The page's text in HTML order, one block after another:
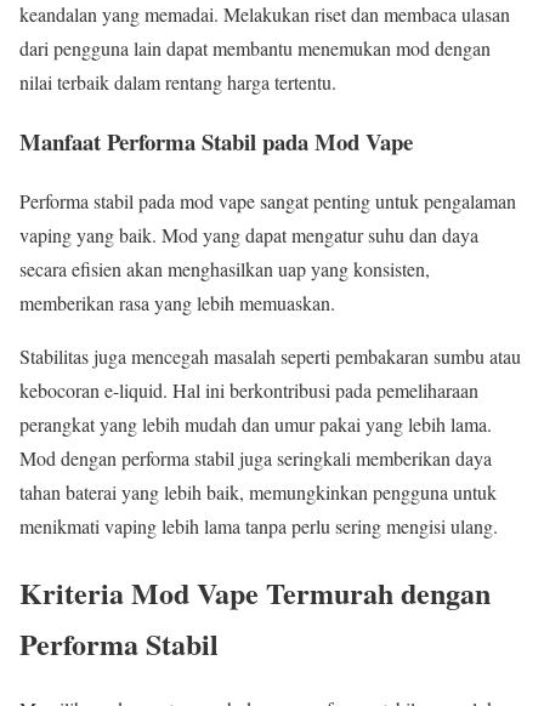
keandalan yang memadai. Melakukan riset dan membaca ulasan
dari pengguna lain dapat membantu menemukan mod dengan
nilai terbaik dalam rentang harga tertentu.
Manfaat Performa Stabil pada Mod Vape
Performa stabil pada mod vape sangat penting untuk pengalaman
vaping yang baik. Mod yang dapat mengatur suhu dan daya
secara efisien akan menghasilkan uap yang konsisten,
memberikan rasa yang lebih memuaskan.
Stabilitas juga mencegah masalah seperti pembakaran sumbu atau
kebocoran e-liquid. Hal ini berkontribusi pada pemeliharaan
perangkat yang lebih mudah dan umur pakai yang lebih lama.
Mod dengan performa stabil juga seringkali memberikan daya
tahan baterai yang lebih baik, memungkinkan pengguna untuk
menikmati vaping lebih lama tanpa perlu sering mengisi ulang.
Kriteria Mod Vape Termurah dengan
Performa Stabil